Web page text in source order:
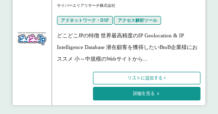
サイバーエリアリサーチ株式会社
アドネットワーク・DSP アクセス解析ツール
どこどこJPの特徴 世界最高精度のIP Geolocation & IP
Intelligence Database 潜在顧客を獲得したいBtoB企業様にお
ススメ 小～中規模のWebサイトから...
リストに追加する +
詳細を見る